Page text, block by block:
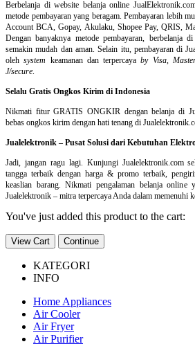
Berbelanja diwebsite belanja online
metode pembayaran yang beragam. Pembayaran lebih
Account BCA, Gopay, Akulaku, Shopee Pay, QRIS,
Dengan banyaknya metode pembayaran, berbelanja
semakin mudah dan aman. Selain itu, pembayaran di
olehsystem keamanan dan terpercayaby Visa,
J/secure
Selalu Gratis Ongkos Kirim di Indonesia
Nikmati fitur GRATIS ONGKIR dengan belanja di
bebas ongkos kirim dengan hati tenang di
Jualelektronik – Pusat Solusi dari Kebutuhan
Jadi, jangan ragu lagi. Kunjungi Jualelektronik.com
tangga terbaik dengan harga & promo terbaik,
keaslian barang. Nikmati pengalaman belanja online
Jualelektronik – mitra terpercaya Anda dalam memenuhi
You've just added this product to the cart:
View Cart Continue
KATEGORI
INFO
Home Appliances
Air Cooler
Air Fryer
Air Purifier